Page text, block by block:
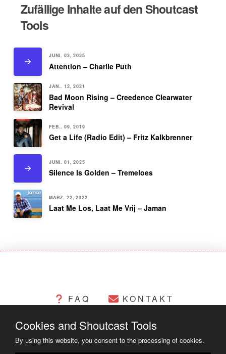
Zufällige Inhalte auf den Shoutcast
Tools
JUNI. 03, 2025
Attention – Charlie Puth
JAN.. 12, 2021
Bad Moon Rising – Creedence Clearwater
Revival
FEB.. 09, 2019
Get a Life (Radio Edit) – Fritz Kalkbrenner
JUNI. 01, 2025
Silence Is Golden – Tremeloes
MÄRZ. 22, 2022
Laat Me Los, Laat Me Vrij – Jaman
FAQ KONTAKT
CHANGELOG COOKIES
Cookies and Shoutcast Tools
By using this website, you consent to the processing of cookies.